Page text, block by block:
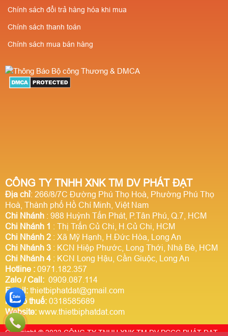
CÔNG TY TNHH XNK TM DV PHÁT ĐẠT
Địa chỉ: 266/8/7C Đường Phú Thọ Hoà, Phường Phú Thọ
Hoà, Thành phố Hồ Chí Minh, Việt Nam
Chi Nhánh : 988 Huỳnh Tấn Phát, P.Tân Phú, Q.7, HCM
Chi Nhánh 1 : Thị Trấn Củ Chi, H.Củ Chi, HCM
Chi Nhánh 2 : Xã Mỹ Hạnh, H.Đức Hòa, Long An
Chi Nhánh 3 : KCN Hiệp Phước, Long Thới, Nhà Bè, HCM
Chi Nhánh 4 : KCN Long Hậu, Cần Giuộc, Long An
Hotline : 0971.182.357
Zalo / Call: 0909.087.114
Email: thietbiphatdat@gmail.com
Mã số thuế: 0318585689
Website: www.thietbiphatdat.com
Chính sách đổi trả hàng hóa khi mua
Chính sách thanh toán
Chính sách mua bán hàng
Copyright © 2023 CÔNG TY TNHH XNK TM DV PCCC PHÁT ĐẠT.